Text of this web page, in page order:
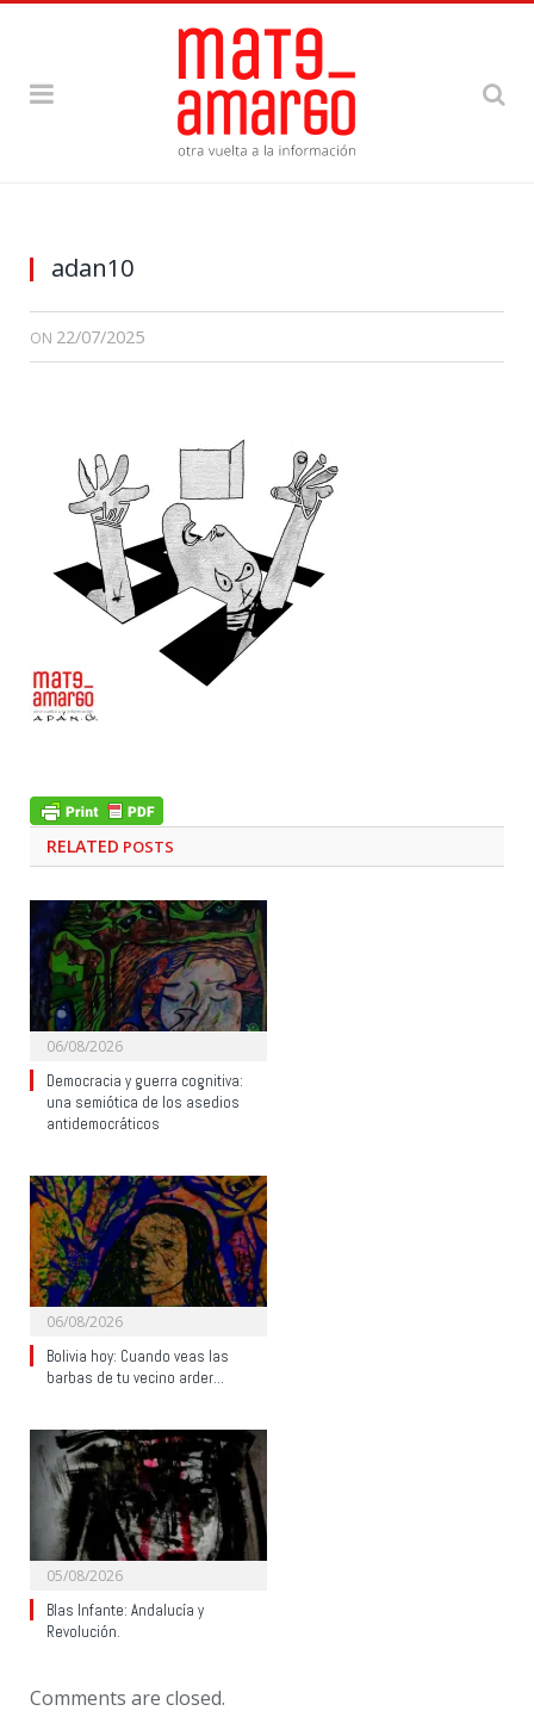
adan10
ON 22/07/2025
RELATED POSTS
06/08/2026
Democracia y guerra cognitiva:
una semiótica de los asedios
antidemocráticos
06/08/2026
Bolivia hoy: Cuando veas las
barbas de tu vecino arder…
05/08/2026
Blas Infante: Andalucía y
Revolución.
Comments are closed.